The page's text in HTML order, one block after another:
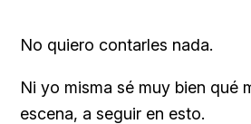
No quiero contarles nada.
Ni yo misma sé muy bien qué
escena, a seguir en esto.